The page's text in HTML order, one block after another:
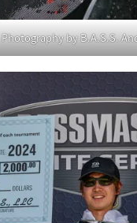
Photography by B.A.S.S.